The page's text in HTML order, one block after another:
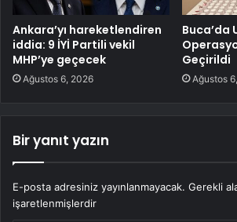
Ankara’yı hareketlendiren
iddia: 9 İYİ Partili vekil
MHP’ye geçecek
Ağustos 6, 2026
Buca’da
Geçirildi
Ağustos
Bir yanıt yazın
E-posta adresiniz yayınlanmayacak. Gerekli
işaretlenmişlerdir